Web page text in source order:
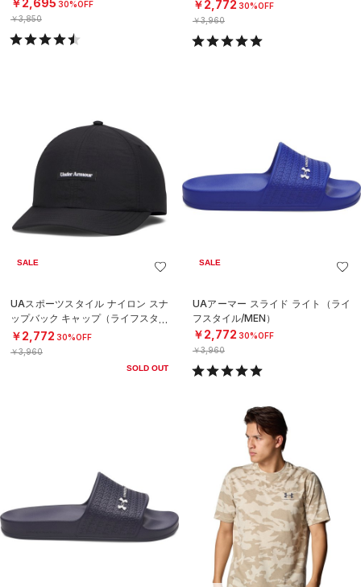
30%OFF
￥3,850
￥2,772 30%OFF
￥3,960
SALE
UAスポーツスタイル ナイロン スナ
ップバック キャップ（ライフスタイ
ル/MEN）
￥2,772 30%OFF
￥3,960
SOLD OUT
SALE
UAアーマー スライド ライト（ライ
フスタイル/MEN）
￥2,772 30%OFF
￥3,960